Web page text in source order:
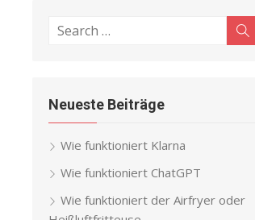
Search
Neueste Beiträge
Wie funktioniert Klarna
Wie funktioniert ChatGPT
Wie funktioniert der Airfryer oder